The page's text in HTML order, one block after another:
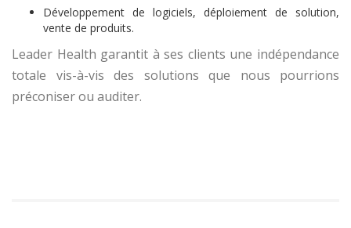
Développement de logiciels, déploiement de solution,
vente de produits.
Leader Health garantit à ses clients une indépendance
totale vis-à-vis des solutions que nous pourrions
préconiser ou auditer.